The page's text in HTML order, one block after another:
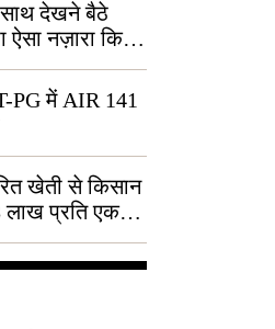
साथ देखने बैठे
ऐसा नज़ारा कि
कर सकते हैं”
PG में AIR 141
खेती से किसान
प्रति एकड़